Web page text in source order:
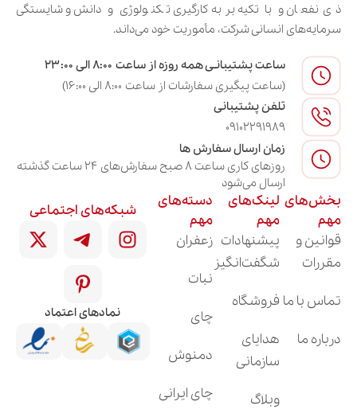
ذی‌نفعان و با تکیه بر به‌کارگیری تکنولوژی و دانش و شایستگی
سرمایه‌های انسانی شرکت، مأموریت خود می‌داند.
ساعت پشتیبانـی همه روزه از ساعت ۸:۰۰ الی ۲۳:۰۰
(ساعت پیگیری سفارشات از ساعت ۸:۰۰ الی ۱۶:۰۰)
تلفن پشتیبانی
09102291989
زمان ارسال سفارش ها
روزهای کاری ساعت ۸ صبح سفارش‌های ۲۴ ساعت گذشته
ارسال می‌شود
بخش‌های
مهم
قوانین و
مقررات
تماس با ما
درباره ما
لینک‌های
مهم
پیشنهادات
شگفت‌انگیز
فروشگاه
هدایای
سازمانی
وبلاگ
دسته‌های
مهم
زعفران
نبات
چای
دمنوش
چای ایرانی
شبکه‌های اجتماعی
نمادهای اعتماد